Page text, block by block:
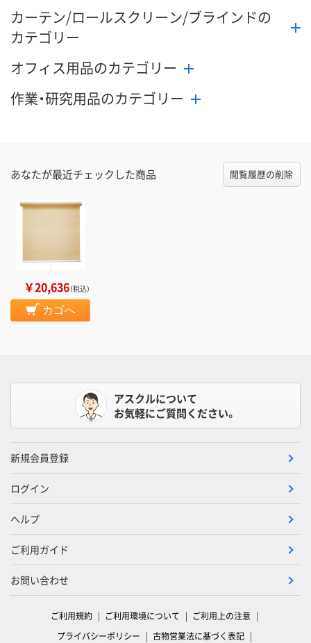
カーテン/ロールスクリーン/ブラインドの
カテゴリー
オフィス用品のカテゴリー
作業・研究用品のカテゴリー
あなたが最近チェックした商品 閲覧履歴の削除
￥20,636（税込）
カゴへ
アスクルについて
お気軽にご質問ください。
新規会員登録
ログイン
ヘルプ
ご利用ガイド
お問い合わせ
ご利用規約 ご利用環境について
ご利用上の注意
プライバシーポリシー
古物営業法に基づく表記